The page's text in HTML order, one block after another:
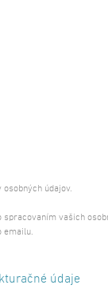
údajov.
vašich
emailu.
údaje